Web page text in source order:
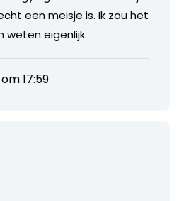
een meisje is. Ik zou het
weten eigenlijk.
17:59